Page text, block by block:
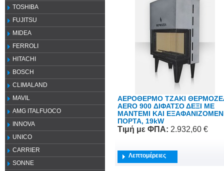
TOSHIBA
FUJITSU
MIDEA
FERROLI
HITACHI
BOSCH
CLIMALAND
MAVIL
AMG ITALFUOCO
INNOVA
UNICO
CARRIER
SONNE
ΑΕΡΟΘΕΡΜΟ ΤΖΑΚΙ
AERO 900 ΔΙΦΑΤΣΟ ΔΕΞΙ ME
ΜΑΝΤΕΜΙ ΚΑΙ
ΠΟΡΤΑ, 19kW
Τιμή με ΦΠΑ: 2.932,60 €
Λεπτομέρειες